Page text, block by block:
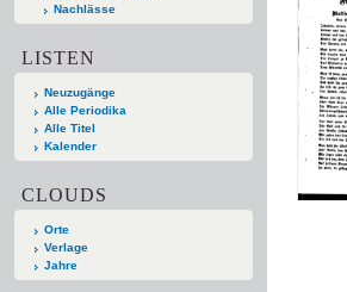
Nachlässe
LISTEN
Neuzugänge
Alle Periodika
Alle Titel
Kalender
CLOUDS
Orte
Verlage
Jahre